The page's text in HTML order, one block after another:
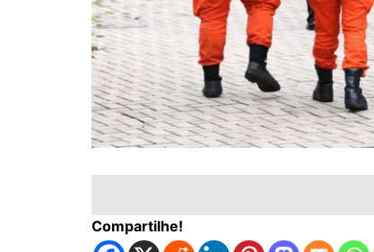
Compartilhe!